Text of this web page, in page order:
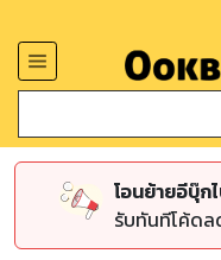
โอนย้ายอีบุ๊ก
รับทันทีโค้ดล